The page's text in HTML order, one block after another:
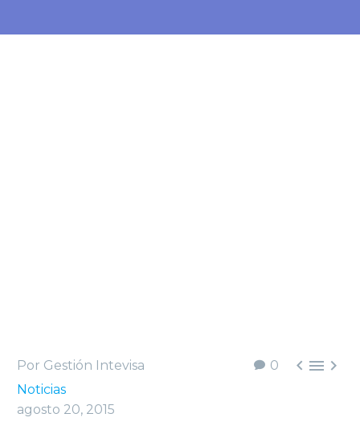
0   
Por Gestión Intevisa
Noticias
agosto 20, 2015